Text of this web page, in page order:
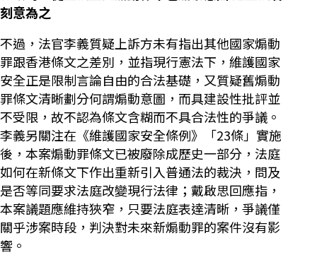
刻意為之
不過，法官李義質疑上訴方未有指出其他國家煽動
罪跟香港條文之差別，並指現行憲法下，維護國家
安全正是限制言論自由的合法基礎，又質疑舊煽動
罪條文清晰劃分何謂煽動意圖，而具建設性批評並
不受限，故不認為條文含糊而不具合法性的爭議。
李義另關注在《維護國家安全條例》「23條」實施
後，本案煽動罪條文已被廢除成歷史一部分，法庭
如何在新條文下作出重新引入普通法的裁決，問及
是否等同要求法庭改變現行法律；戴啟思回應指，
本案議題應維持狹窄，只要法庭表達清晰，爭議僅
關乎涉案時段，判決對未來新煽動罪的案件沒有影
響。